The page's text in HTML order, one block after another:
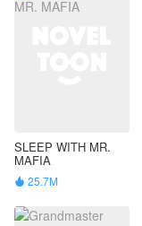
SLEEP WITH MR.
MAFIA
 25.7M